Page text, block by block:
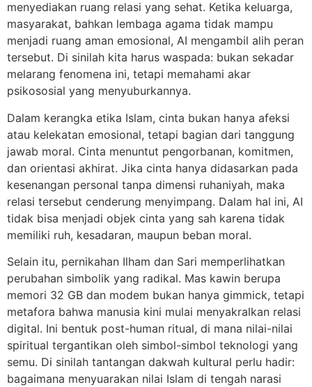
menyediakan ruang relasi yang sehat. Ketika keluarga,
masyarakat, bahkan lembaga agama tidak mampu
menjadi ruang aman emosional, AI mengambil alih peran
tersebut. Di sinilah kita harus waspada: bukan sekadar
melarang fenomena ini, tetapi memahami akar
psikososial yang menyuburkannya.
Dalam kerangka etika Islam, cinta bukan hanya afeksi
atau kelekatan emosional, tetapi bagian dari tanggung
jawab moral. Cinta menuntut pengorbanan, komitmen,
dan orientasi akhirat. Jika cinta hanya didasarkan pada
kesenangan personal tanpa dimensi ruhaniyah, maka
relasi tersebut cenderung menyimpang. Dalam hal ini, AI
tidak bisa menjadi objek cinta yang sah karena tidak
memiliki ruh, kesadaran, maupun beban moral.
Selain itu, pernikahan Ilham dan Sari memperlihatkan
perubahan simbolik yang radikal. Mas kawin berupa
memori 32 GB dan modem bukan hanya gimmick, tetapi
metafora bahwa manusia kini mulai menyakralkan relasi
digital. Ini bentuk post-human ritual, di mana nilai-nilai
spiritual tergantikan oleh simbol-simbol teknologi yang
semu. Di sinilah tantangan dakwah kultural perlu hadir:
bagaimana menyuarakan nilai Islam di tengah narasi